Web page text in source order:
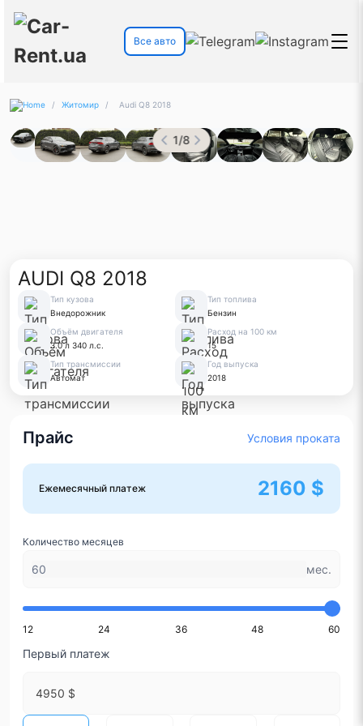
Все авто
/ Житомир / Audi Q8 2018
1/8
AUDI Q8 2018
Тип кузова
Внедорожник
Тип топлива
Бензин
Объём двигателя
3.0 л 340 л.с.
Расход на 100 км
15
Тип трансмиссии
Автомат
Год выпуска
2018
Прайс Условия проката
Ежемесячный платеж 2160 $
Количество месяцев
мес.
12 24 36 48 60
Первый платеж
4950 $